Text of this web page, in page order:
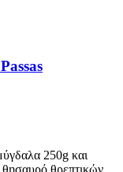
250g και